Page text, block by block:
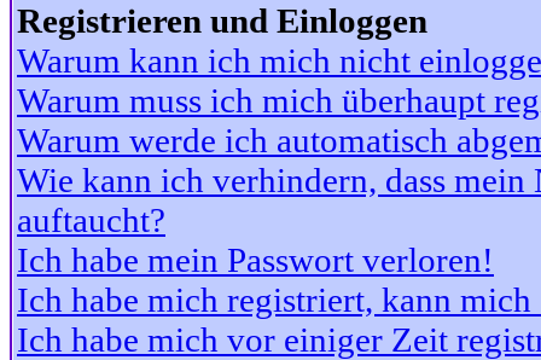
Registrieren und Einloggen
Warum kann ich mich nicht
Warum muss ich mich überhaupt
Warum werde ich automatisch
Wie kann ich verhindern, dass
auftaucht?
Ich habe mein Passwort verloren!
Ich habe mich registriert, kann
Ich habe mich vor einiger Zeit